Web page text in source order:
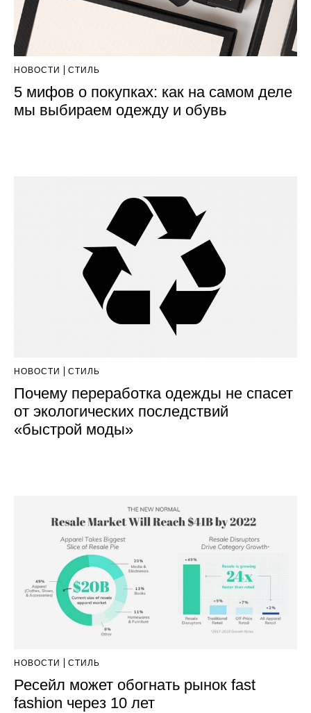
НОВОСТИ СТИЛЬ
5 мифов о покупках: как на самом деле
мы выбираем одежду и обувь
НОВОСТИ СТИЛЬ
Почему переработка одежды не спасет
от экологических последствий
«быстрой моды»
НОВОСТИ СТИЛЬ
Ресейл может обогнать рынок fast
fashion через 10 лет